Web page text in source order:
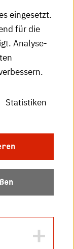
eingesetzt.
für die
Analyse-
Statistiken